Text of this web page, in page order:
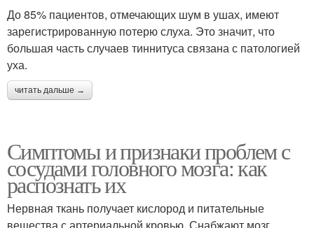
До 85% пациентов, отмечающих шум в ушах, имеют
зарегистрированную потерю слуха. Это значит, что
большая часть случаев тиннитуса связана с патологией
уха.
читать дальше →
Симптомы и признаки проблем с
сосудами головного мозга: как
распознать их
Нервная ткань получает кислород и питательные